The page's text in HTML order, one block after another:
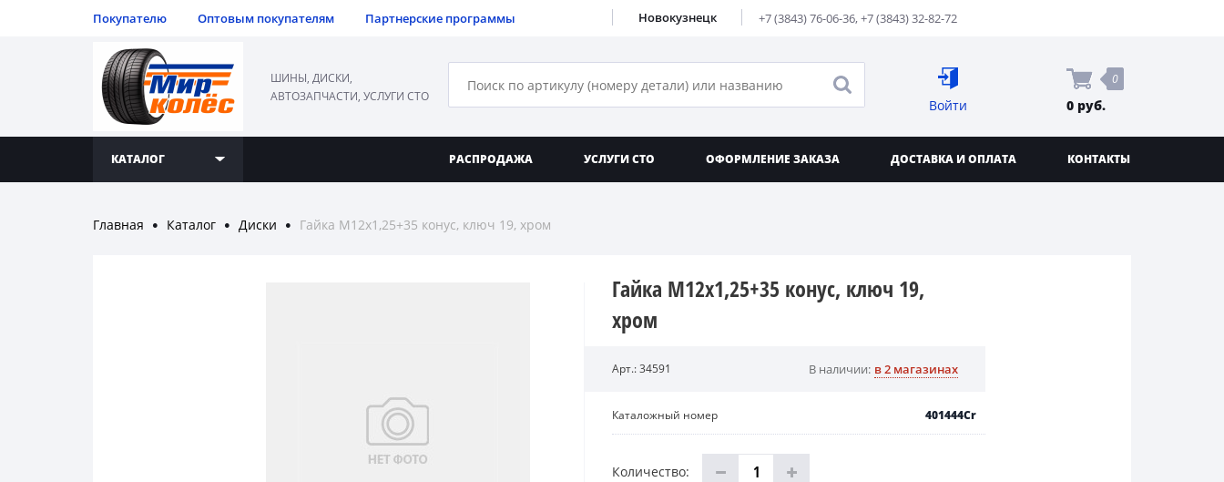
Покупателю Оптовым покупателям Партнерские программы Новокузнецк +7 (3843) 76-06-36,+7 (3843) 32-82-72
ШИНЫ, ДИСКИ,
АВТОЗАПЧАСТИ, УСЛУГИ СТО
Войти
0
0 руб.
КАТАЛОГ РАСПРОДАЖА УСЛУГИ СТО ОФОРМЛЕНИЕ ЗАКАЗА ДОСТАВКА И ОПЛАТА КОНТАКТЫ
Главная ● Каталог ● Диски ● Гайка M12x1,25+35 конус, ключ 19, хром
Гайка M12x1,25+35 конус, ключ 19,
хром
Арт.: 34591 В наличии: в 2 магазинах
Каталожный номер 401444Cr
Количество: